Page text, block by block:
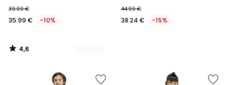
39.99 €
35.99 € -10%
4,6
/
44.99 €
38.24 € -15%